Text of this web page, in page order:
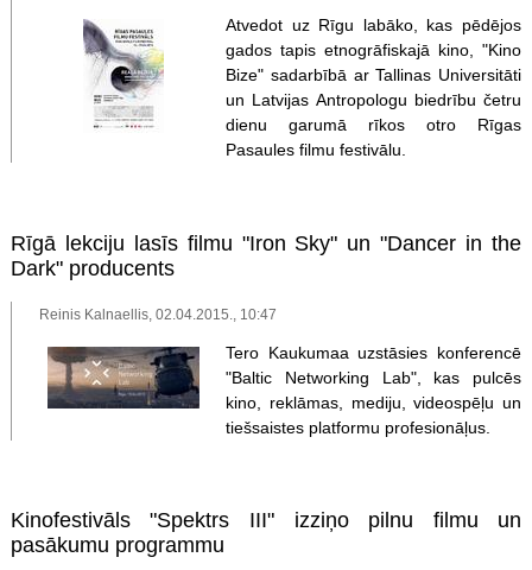
Atvedot uz Rīgu labāko, kas pēdējos
gados tapis etnogrāfiskajā kino, "Kino
Bize" sadarbībā ar Tallinas Universitāti
un Latvijas Antropologu biedrību četru
dienu garumā rīkos otro Rīgas
Pasaules filmu festivālu.
Rīgā lekciju lasīs filmu "Iron Sky" un "Dancer in the
Dark" producents
Reinis Kalnaellis, 02.04.2015., 10:47
Tero Kaukumaa uzstāsies konferencē
"Baltic Networking Lab", kas pulcēs
kino, reklāmas, mediju, videospēļu un
tiešsaistes platformu profesionāļus.
Kinofestivāls "Spektrs III" izziņo pilnu filmu un
pasākumu programmu